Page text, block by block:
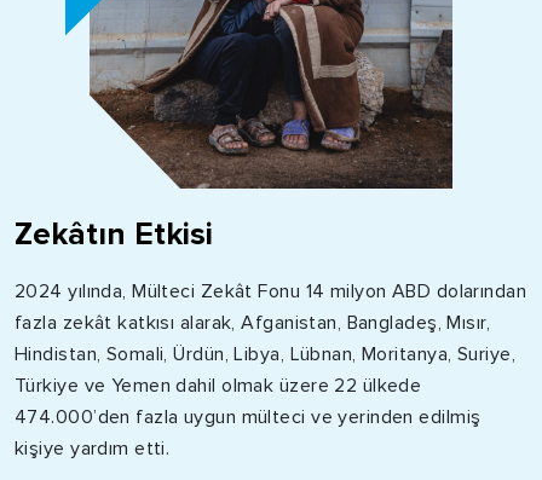
Zekâtın Etkisi
2024 yılında, Mülteci Zekât Fonu 14 milyon ABD dolarından
fazla zekât katkısı alarak, Afganistan, Bangladeş, Mısır,
Hindistan, Somali, Ürdün, Libya, Lübnan, Moritanya, Suriye,
Türkiye ve Yemen dahil olmak üzere 22 ülkede
474.000’den fazla uygun mülteci ve yerinden edilmiş
kişiye yardım etti.